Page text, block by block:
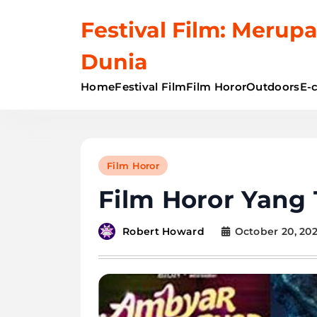
Festival Film:
Dunia
HomeFestival FilmFilm HororOutdoorsE-
Film Horor
Film Horor Yang
Robert Howard October 20,